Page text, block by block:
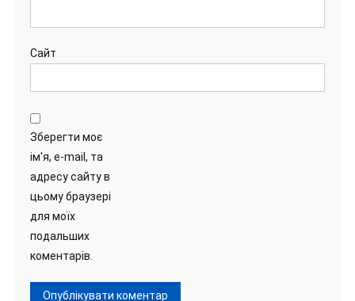
Сайт
Зберегти моє
ім'я, e-mail, та
адресу сайту в
цьому браузері
для моїх
подальших
коментарів.